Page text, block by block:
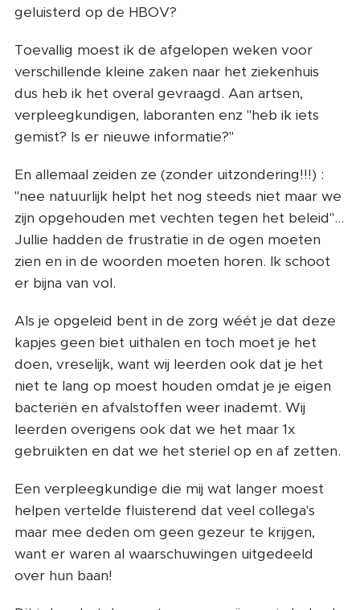
geluisterd op de HBOV?
Toevallig moest ik de afgelopen weken voor
verschillende kleine zaken naar het ziekenhuis
dus heb ik het overal gevraagd. Aan artsen,
verpleegkundigen, laboranten enz "heb ik iets
gemist? Is er nieuwe informatie?"
En allemaal zeiden ze (zonder uitzondering!!!) :
"nee natuurlijk helpt het nog steeds niet maar we
zijn opgehouden met vechten tegen het beleid"...
Jullie hadden de frustratie in de ogen moeten
zien en in de woorden moeten horen. Ik schoot
er bijna van vol.
Als je opgeleid bent in de zorg wéét je dat deze
kapjes geen biet uithalen en toch moet je het
doen, vreselijk, want wij leerden ook dat je het
niet te lang op moest houden omdat je je eigen
bacteriën en afvalstoffen weer inademt. Wij
leerden overigens ook dat we het maar 1x
gebruikten en dat we het steriel op en af zetten.
Een verpleegkundige die mij wat langer moest
helpen vertelde fluisterend dat veel collega's
maar mee deden om geen gezeur te krijgen,
want er waren al waarschuwingen uitgedeeld
over hun baan!